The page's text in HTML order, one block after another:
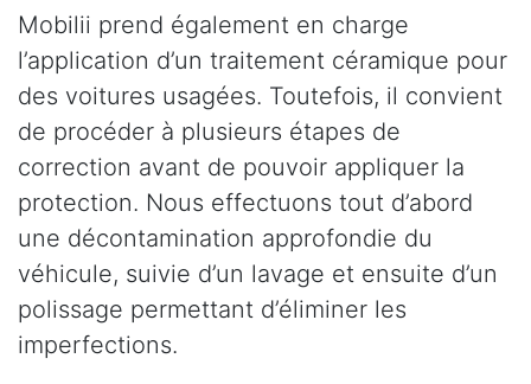
Mobilii prend également en charge
l’application d’un traitement céramique pour
des voitures usagées. Toutefois, il convient
de procéder à plusieurs étapes de
correction avant de pouvoir appliquer la
protection. Nous effectuons tout d’abord
une décontamination approfondie du
véhicule, suivie d’un lavage et ensuite d’un
polissage permettant d’éliminer les
imperfections.